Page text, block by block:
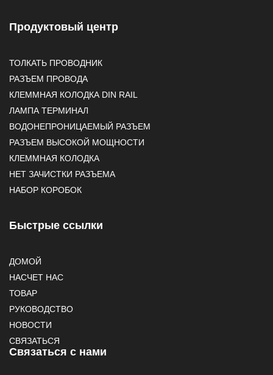
Продуктовый центр
ТОЛКАТЬ ПРОВОДНИК
РАЗЪЕМ ПРОВОДА
КЛЕММНАЯ КОЛОДКА DIN RAIL
ЛАМПА ТЕРМИНАЛ
ВОДОНЕПРОНИЦАЕМЫЙ РАЗЪЕМ
РАЗЪЕМ ВЫСОКОЙ МОЩНОСТИ
КЛЕММНАЯ КОЛОДКА
НЕТ ЗАЧИСТКИ РАЗЪЕМА
НАБОР КОРОБОК
Быстрые ссылки
ДОМОЙ
НАСЧЕТ НАС
ТОВАР
РУКОВОДСТВО
НОВОСТИ
СВЯЗАТЬСЯ
Связаться с нами